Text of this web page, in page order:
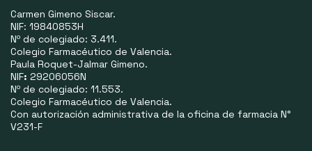
Carmen Gimeno Siscar.
NIF: 19840853H
Nº de colegiado: 3.411.
Colegio Farmacéutico de Valencia.
Paula Roquet-Jalmar Gimeno.
NIF: 29206056N
Nº de colegiado: 11.553.
Colegio Farmacéutico de Valencia.
Con autorización administrativa de la oficina de farmacia N°
V231-F